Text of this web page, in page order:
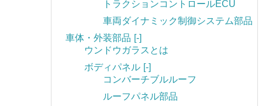
トラクションコントロールECU
車両ダイナミック制御システム部品
車体・外装部品 [-]
ウンドウガラスとは
ボディパネル [-]
コンバーチブルルーフ
ルーフパネル部品